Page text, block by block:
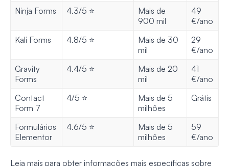
Ninja Forms
4.3/5 ⭐️
Mais de
900 mil
49
€/ano
Kali Forms
4.8/5 ⭐️
Mais de 30
mil
29
€/ano
Gravity
Forms
4.4/5 ⭐️
Mais de 20
mil
41
€/ano
Contact
Form 7
4/5 ⭐️
Mais de 5
milhões
Grátis
Formulários
Elementor
4.6/5 ⭐️
Mais de 5
milhões
59
€/ano
Leia mais para obter informações mais específicas sobre